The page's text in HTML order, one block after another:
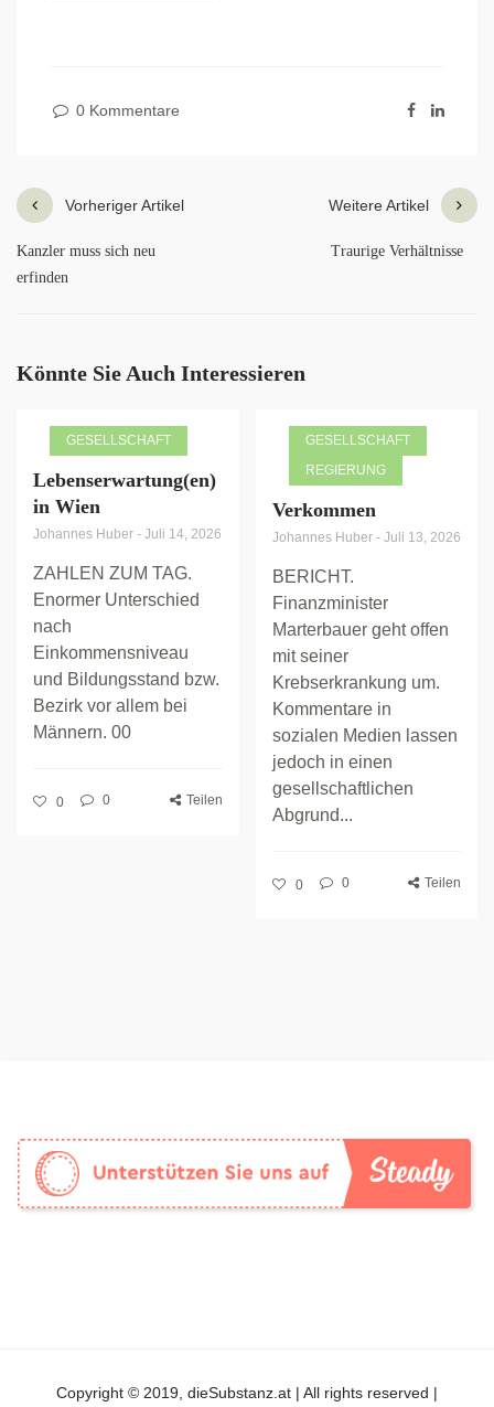
0 Kommentare
Vorheriger Artikel
Kanzler muss sich neu
erfinden
Weitere Artikel
Traurige Verhältnisse
Könnte Sie Auch Interessieren
GESELLSCHAFT
Lebenserwartung(en)
in Wien
Johannes Huber - Juli 14, 2026
ZAHLEN ZUM TAG.
Enormer Unterschied
nach
Einkommensniveau
und Bildungsstand bzw.
Bezirk vor allem bei
Männern. 00
0 0 Teilen
GESELLSCHAFT
REGIERUNG
Verkommen
Johannes Huber - Juli 13, 2026
BERICHT.
Finanzminister
Marterbauer geht offen
mit seiner
Krebserkrankung um.
Kommentare in
sozialen Medien lassen
jedoch in einen
gesellschaftlichen
Abgrund...
0 0 Teilen
Copyright © 2019, dieSubstanz.at | All rights reserved |